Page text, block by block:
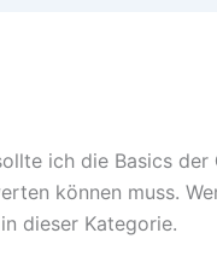
ich die Basics der
können muss.
dieser Kategorie.